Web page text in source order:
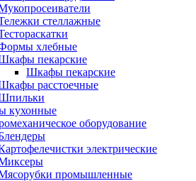
стеллажные
хлебные
пекарские
Шкафы пекарские
расстоечные
кухонные
оборудование
электрические
промышленные